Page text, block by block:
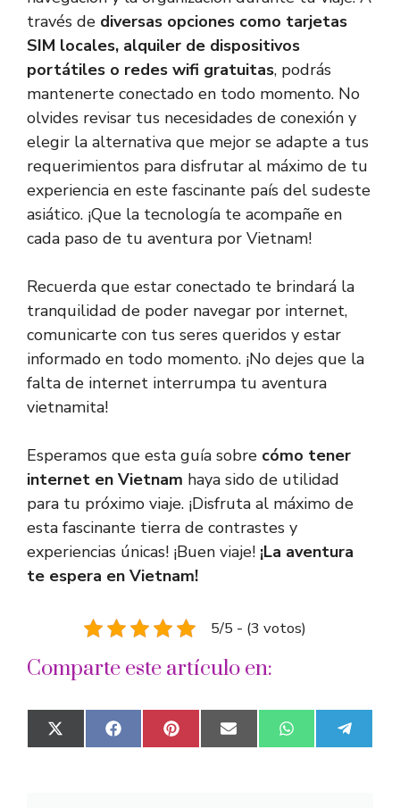
través de diversas opciones como tarjetas
SIM locales, alquiler de dispositivos
portátiles o redes wifi gratuitas, podrás
mantenerte conectado en todo momento. No
olvides revisar tus necesidades de conexión y
elegir la alternativa que mejor se adapte a tus
requerimientos para disfrutar al máximo de tu
experiencia en este fascinante país del sudeste
asiático. ¡Que la tecnología te acompañe en
cada paso de tu aventura por Vietnam!
Recuerda que estar conectado te brindará la
tranquilidad de poder navegar por internet,
comunicarte con tus seres queridos y estar
informado en todo momento. ¡No dejes que la
falta de internet interrumpa tu aventura
vietnamita!
Esperamos que esta guía sobre cómo tener
internet en Vietnam haya sido de utilidad
para tu próximo viaje. ¡Disfruta al máximo de
esta fascinante tierra de contrastes y
experiencias únicas! ¡Buen viaje! ¡La aventura
te espera en Vietnam!
5/5 - (3 votos)
Comparte este artículo en:
Compartir
en
X
(
Compartir
en
F
a
Compartir
en
P
i
Compartir
en
E
m
Compartir
en
W
h en
e